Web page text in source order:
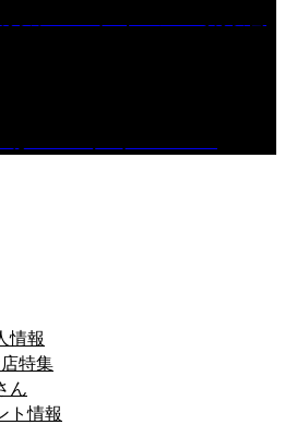
情報
特集
ん
ト情報